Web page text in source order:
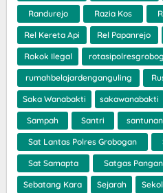
Randurejo Razia Kos
Rel Kereta Api Rel Papanrejo
Rokok Ilegal
rumahbelajardenganguling
Saka Wanabakti sakawanabakti
Sampah Santri
Sat Lantas Polres Grobogan
Sat Samapta Satgas Pangan
Sebatang Kara Sejarah